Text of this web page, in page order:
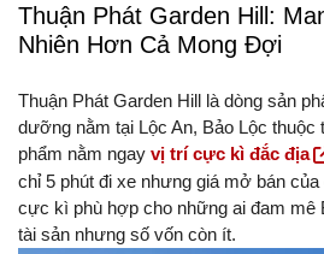
Thuận Phát Garden Hill:
Nhiên Hơn Cả Mong Đợi
Thuận Phát Garden Hill là dòng sản
dưỡng nằm tại Lộc An, Bảo Lộc thuộc
phẩm nằm ngay vị trí cực kì đắc địa
chỉ 5 phút đi xe nhưng giá mở bán
cực kì phù hợp cho những ai đam mê
tài sản nhưng số vốn còn ít.